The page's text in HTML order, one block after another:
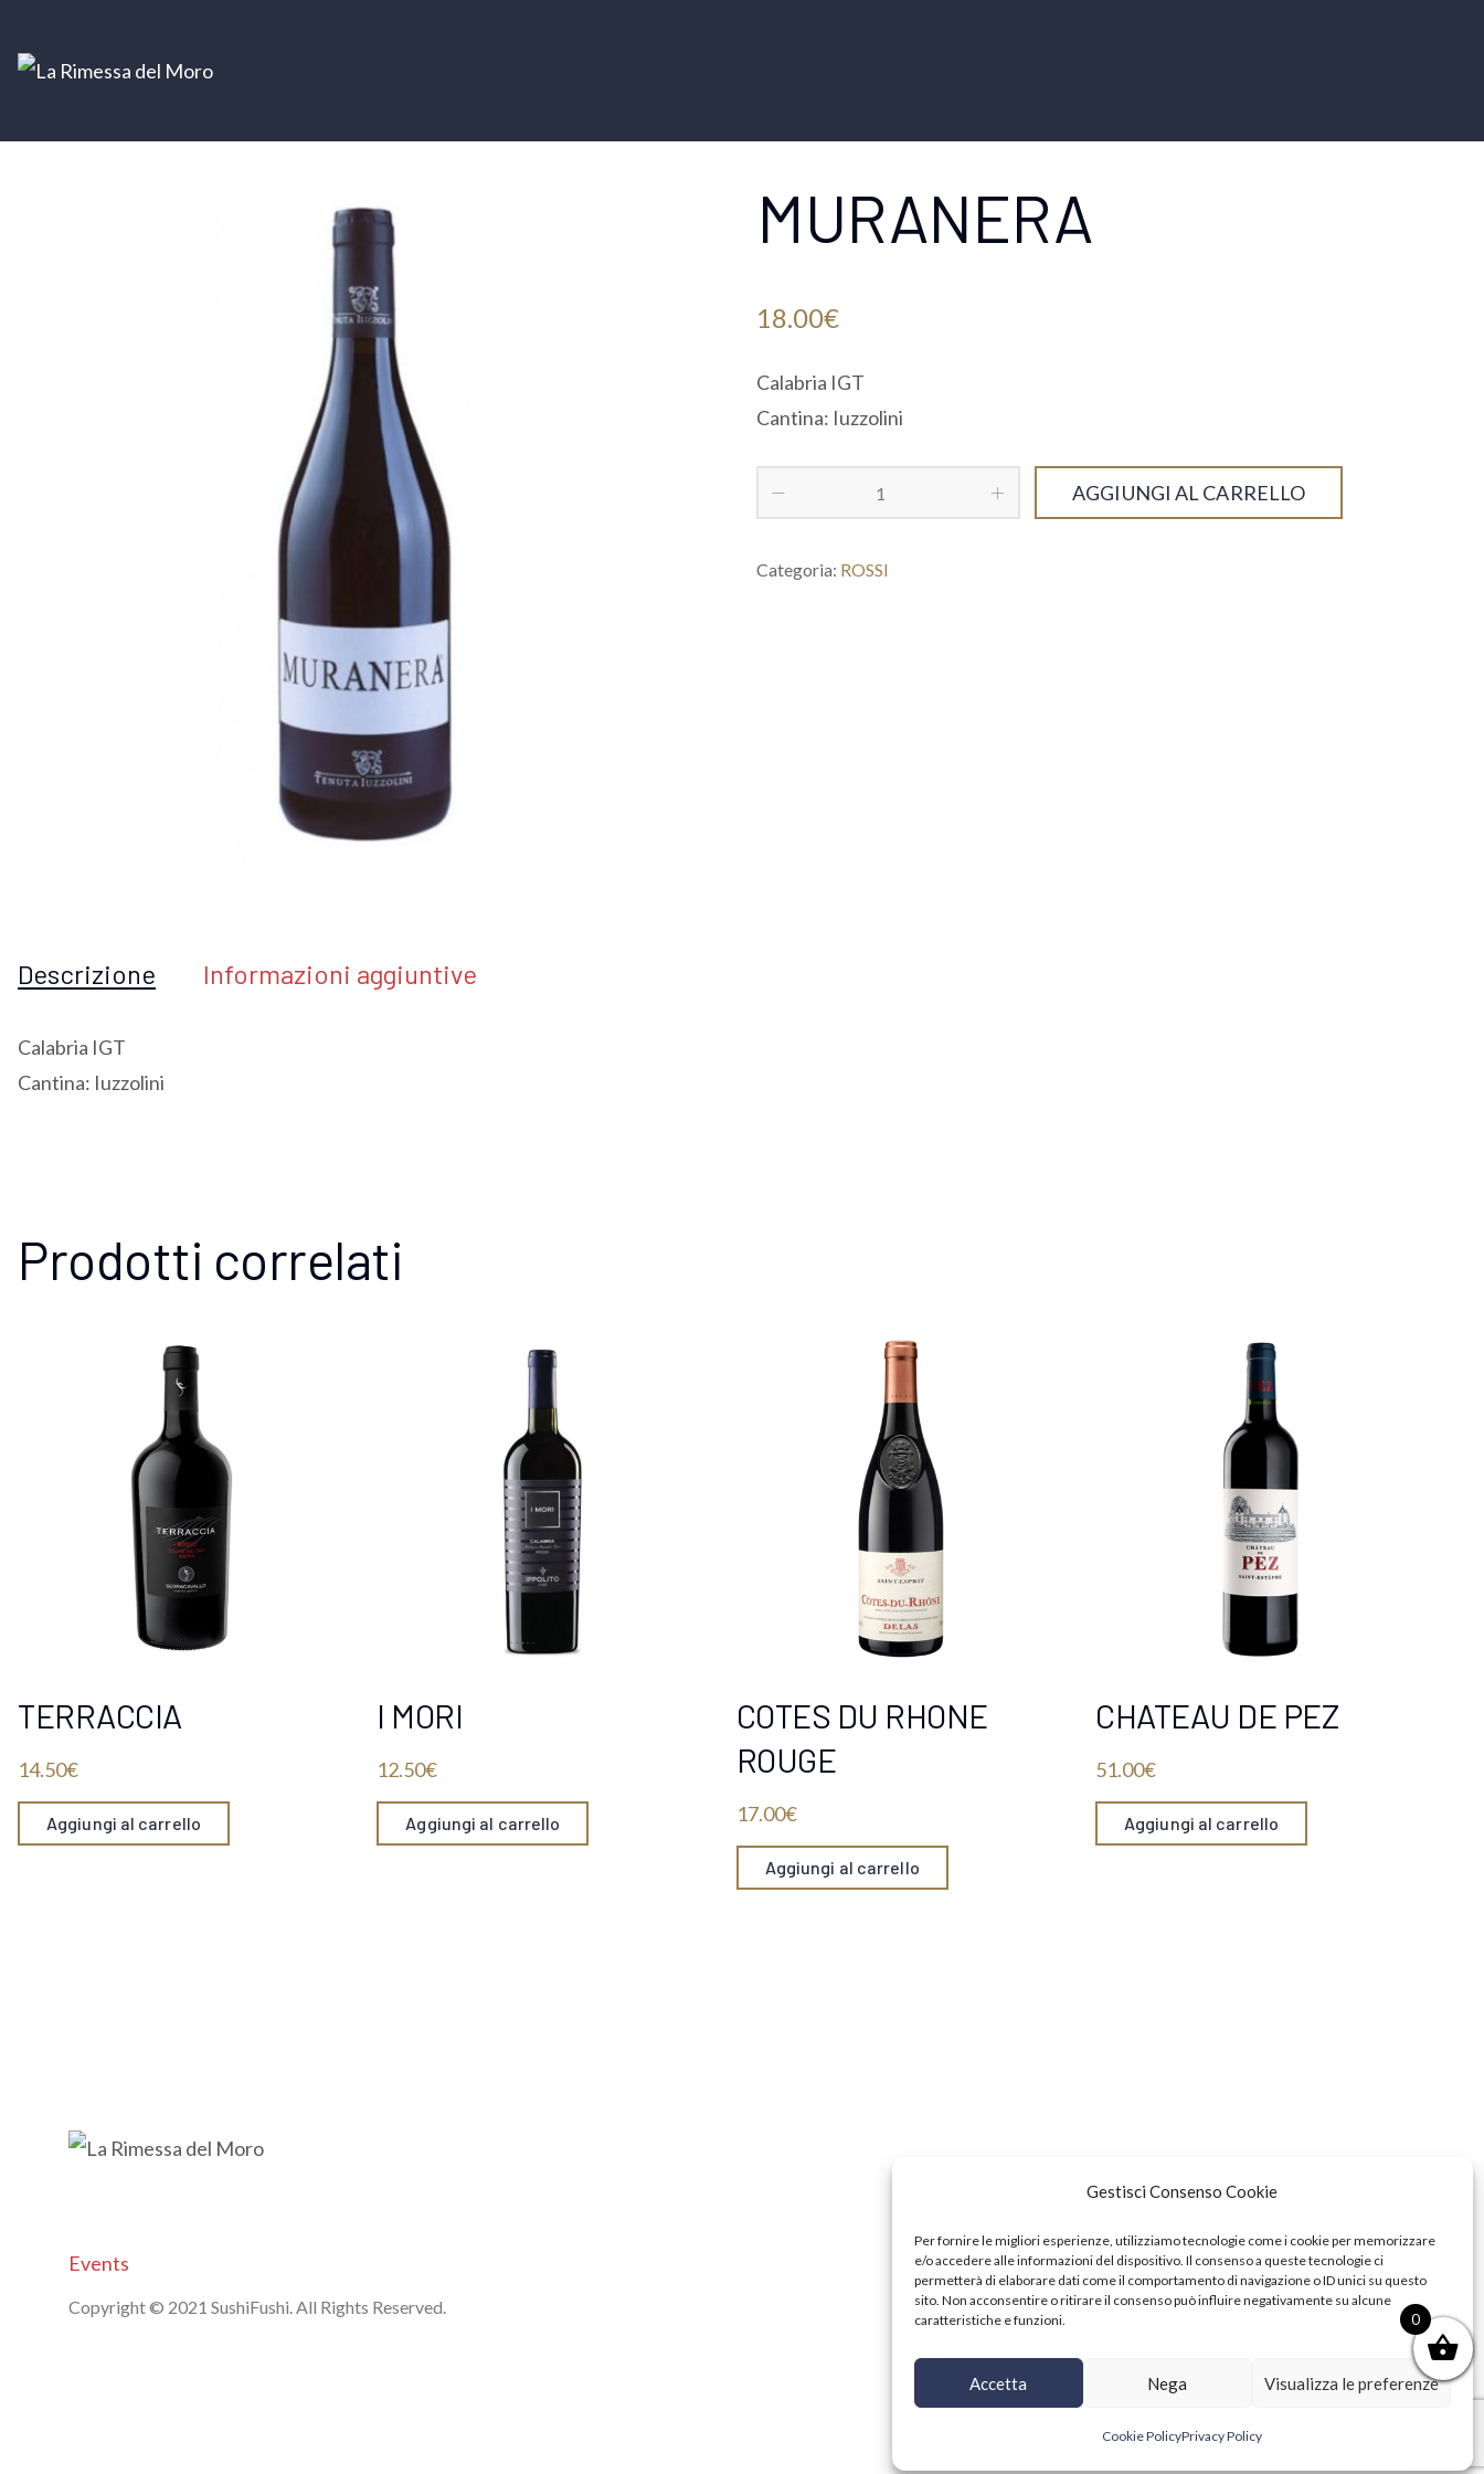
Gestisci Consenso Cookie
Per fornire le migliori esperienze, utilizziamo tecnologie come i cookie per memorizzare
e/o accedere alle informazioni del dispositivo. Il consenso a queste tecnologie ci
permetterà di elaborare dati come il comportamento di navigazione o ID unici su questo
sito. Non acconsentire o ritirare il consenso può influire negativamente su alcune
caratteristiche e funzioni.
Accetta Nega Visualizza le preferenze
Cookie PolicyPrivacy Policy
MURANERA
18.00€
Calabria IGT
Cantina: Iuzzolini
AGGIUNGI AL CARRELLO
Categoria: ROSSI
Descrizione Informazioni aggiuntive
Calabria IGT
Cantina: Iuzzolini
Prodotti correlati
TERRACCIA
14.50€
Aggiungi al carrello
I MORI
12.50€
Aggiungi al carrello
COTES DU RHONE
ROUGE
17.00€
Aggiungi al carrello
CHATEAU DE PEZ
51.00€
Aggiungi al carrello
Events
Copyright © 2021 SushiFushi. All Rights Reserved.
0